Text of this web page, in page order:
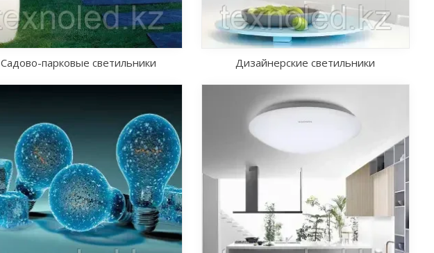
Садово-парковые светильники Дизайнерские светильники